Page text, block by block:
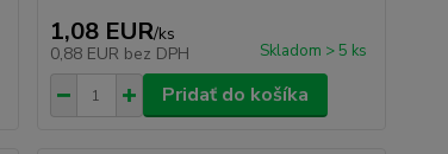
1,08 EUR/ks
0,88 EUR bez DPH Skladom > 5 ks
Pridať do košíka